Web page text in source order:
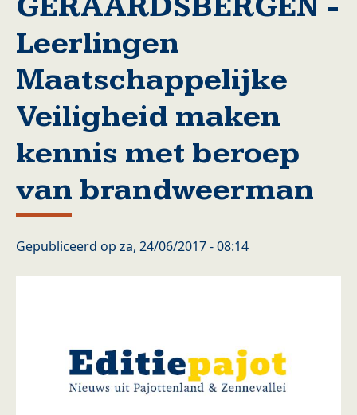
Leerlingen
Maatschappelijke
Veiligheid maken
kennis met beroep
van brandweerman
Gepubliceerd op za, 24/06/2017 - 08:14